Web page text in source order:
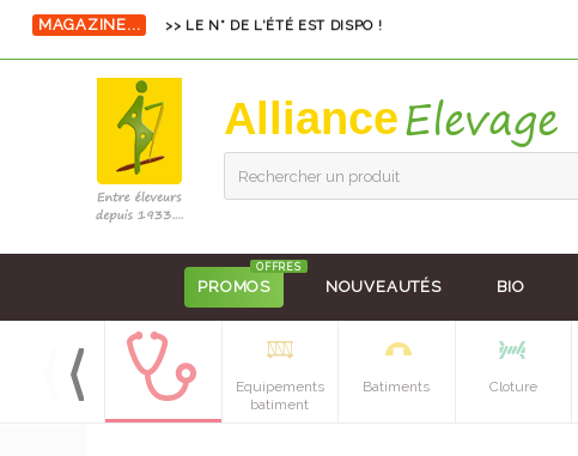
MAGAZINE... >> LE N° DE L'ÉTÉ EST DISPO !
Alliance
Rechercher un produit
PROMOS
OFFRES
NOUVEAUTÉS BIO
Alimentation
Equipements
batiment
Batiments Cloture